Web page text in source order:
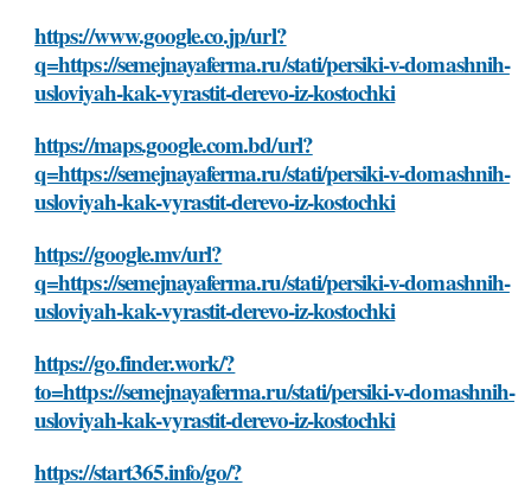
https://www.google.co.jp/url?
q=https://semejnayaferma.ru/stati/persiki-v-domashnih-
usloviyah-kak-vyrastit-derevo-iz-kostochki
https://maps.google.com.bd/url?
q=https://semejnayaferma.ru/stati/persiki-v-domashnih-
usloviyah-kak-vyrastit-derevo-iz-kostochki
https://google.mv/url?
q=https://semejnayaferma.ru/stati/persiki-v-domashnih-
usloviyah-kak-vyrastit-derevo-iz-kostochki
https://go.finder.work/?
to=https://semejnayaferma.ru/stati/persiki-v-domashnih-
usloviyah-kak-vyrastit-derevo-iz-kostochki
https://start365.info/go/?